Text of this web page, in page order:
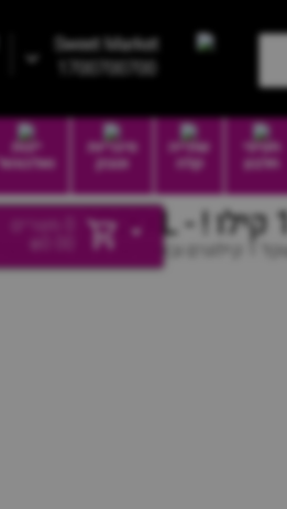
Sweet Market
1700700700
חטיפי
חלבון
שתייה
קלה
סיגריות
וטבק
יינות
ואלכוהול
!
מוצרים
₪